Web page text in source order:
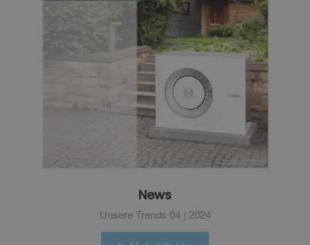
News
Unsere Trends 04 | 2024